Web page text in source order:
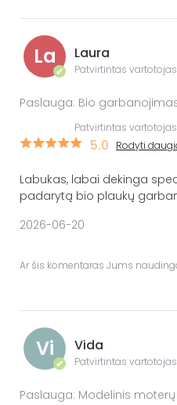
La
✔
Laura
Patvirtintas vartotojas
Paslauga: Bio
Patvirtintas vartotojas
5.0 Rodyti
Labukas, labai dekinga
padarytą bio plaukų
2026-06-20
Ar šis komentaras Jums
Vi
✔
Vida
Patvirtintas vartotojas
Paslauga: Modelinis